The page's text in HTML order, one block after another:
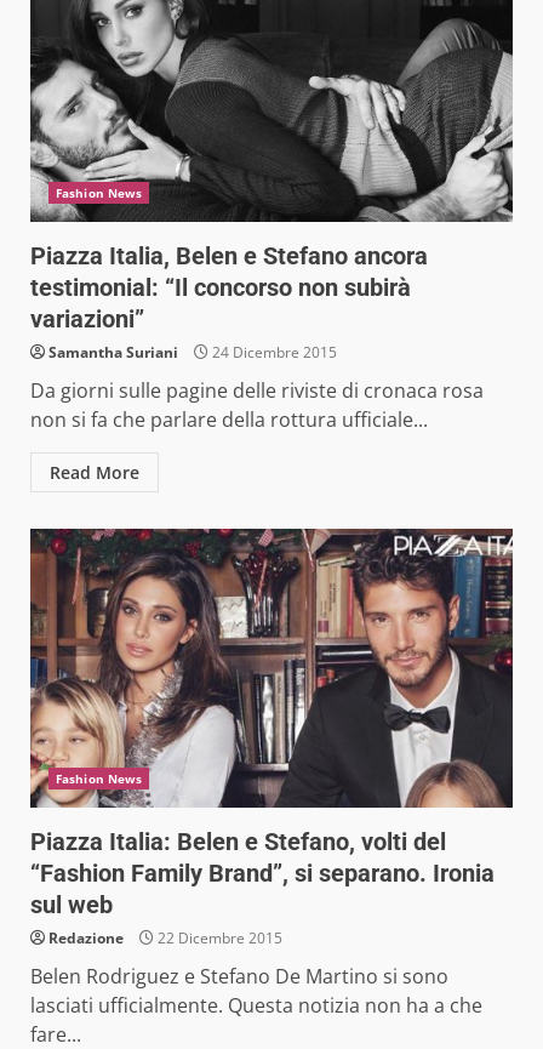
Fashion News
Piazza Italia, Belen e Stefano ancora
testimonial: “Il concorso non subirà
variazioni”
Samantha Suriani 24 Dicembre 2015
Da giorni sulle pagine delle riviste di cronaca rosa
non si fa che parlare della rottura ufficiale...
Read More
Fashion News
Piazza Italia: Belen e Stefano, volti del
“Fashion Family Brand”, si separano. Ironia
sul web
Redazione 22 Dicembre 2015
Belen Rodriguez e Stefano De Martino si sono
lasciati ufficialmente. Questa notizia non ha a che
fare...